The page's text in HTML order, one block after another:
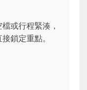
或行程緊湊，
鎖定重點。